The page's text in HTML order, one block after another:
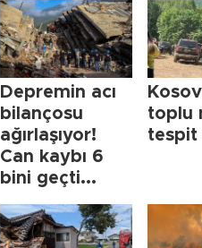
Depremin acı
bilançosu
ağırlaşıyor!
Can kaybı 6
bini geçti...
toplu
tespit